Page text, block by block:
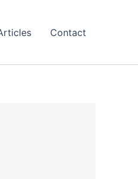
Contact